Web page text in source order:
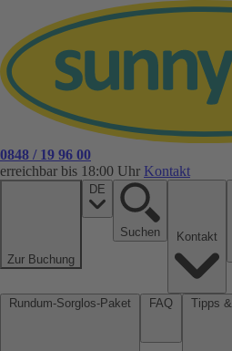
0848 / 19 96 00
erreichbar bis 18:00 Uhr Kontakt
Zur Buchung
DE
Suchen